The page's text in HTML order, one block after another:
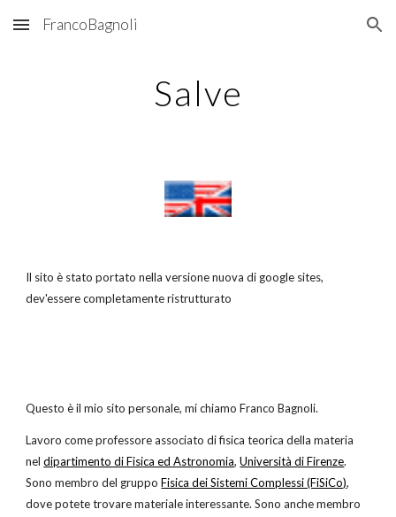
Skip to main content Skip to navigation
FrancoBagnoli
Salve
Il sito è stato portato nella versione nuova di google sites,
dev'essere completamente ristrutturato
Questo è il mio sito personale, mi chiamo Franco Bagnoli.
Lavoro come professore associato di fisica teorica della materia
nel dipartimento di Fisica ed Astronomia, Università di Firenze.
Sono membro del gruppo Fisica dei Sistemi Complessi (FiSiCo),
dove potete trovare materiale interessante. Sono anche membro